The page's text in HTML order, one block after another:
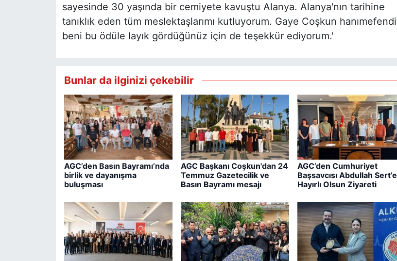
sayesinde 30 yaşında bir cemiyete kavuştu Alanya. Alanya'nın tarihine
tanıklık eden tüm meslektaşlarımı kutluyorum. Gaye Coşkun hanımefendi
beni bu ödüle layık gördüğünüz için de teşekkür ediyorum.'
Bunlar da ilginizi çekebilir
AGC’den Basın Bayramı’nda
birlik ve dayanışma
buluşması
AGC Başkanı Coşkun'dan 24
Temmuz Gazetecilik ve
Basın Bayramı mesajı
AGC’den Cumhuriyet
Başsavcısı Abdullah Sert’e
Hayırlı Olsun Ziyareti